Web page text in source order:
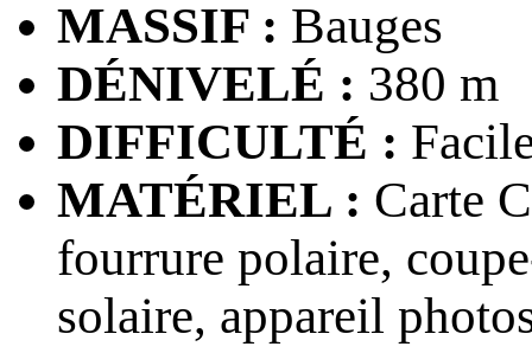
MASSIF : Bauges
DÉNIVELÉ : 380 m
DIFFICULTÉ :
MATÉRIEL : Carte
fourrure polaire,
solaire, appareil